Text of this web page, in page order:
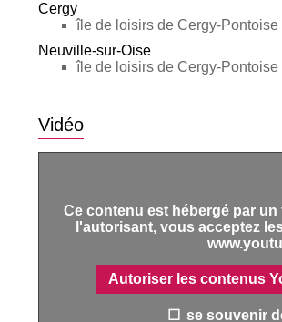
Cergy
île de loisirs de Cergy-Pontoise
Neuville-sur-Oise
île de loisirs de Cergy-Pontoise
Vidéo
Ce contenu est hébergé par
l'autorisant, vous acceptez
Autoriser les contenus
se souvenir